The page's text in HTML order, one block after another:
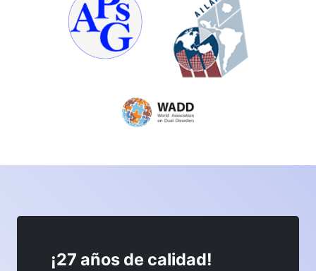
¡27 años de calidad!